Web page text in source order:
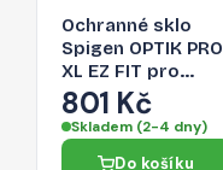
Ochranné sklo
Spigen OPTIK PRO
XL EZ FIT pro
iPhone 17 Pro Max
- stříbrné
801 Kč
Skladem (2-4 dny)
Do košíku